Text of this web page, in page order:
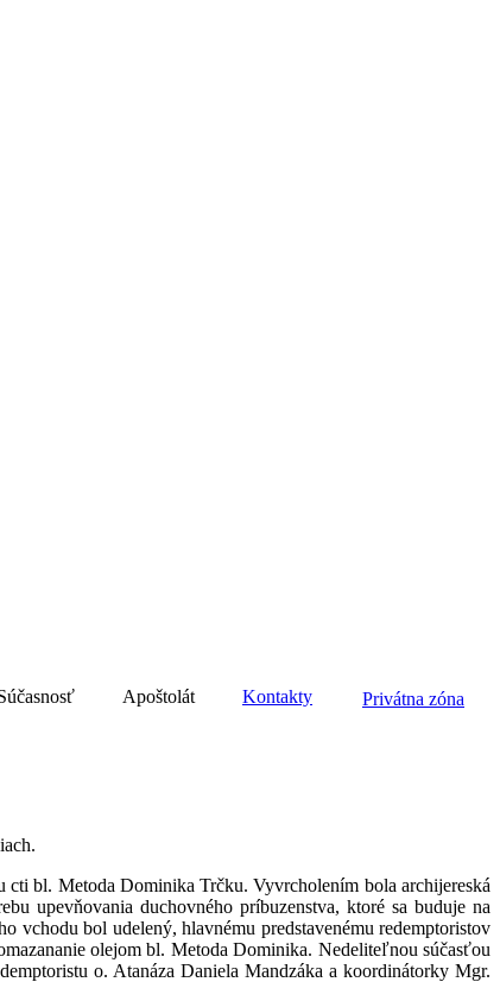
Apoštolát Kontakty Privátna zóna
bl. Metoda Dominika Trčku. Vyvrcholením bola archijereská
upevňovania duchovného príbuzenstva, ktoré sa buduje na
bol udelený, hlavnému predstavenému redemptoristov
olejom bl. Metoda Dominika. Nedeliteľnou súčasťou
o. Atanáza Daniela Mandzáka a koordinátorky Mgr.